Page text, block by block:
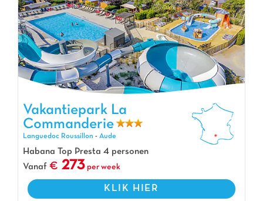
Vakantiepark La Commanderie, Vakantiepark Languedoc Roussillon
Vakantiepark La
Commanderie
Languedoc Roussillon - Aude
Habana Top Presta 4 personen
Vanaf
273 per week
KLIK HIER